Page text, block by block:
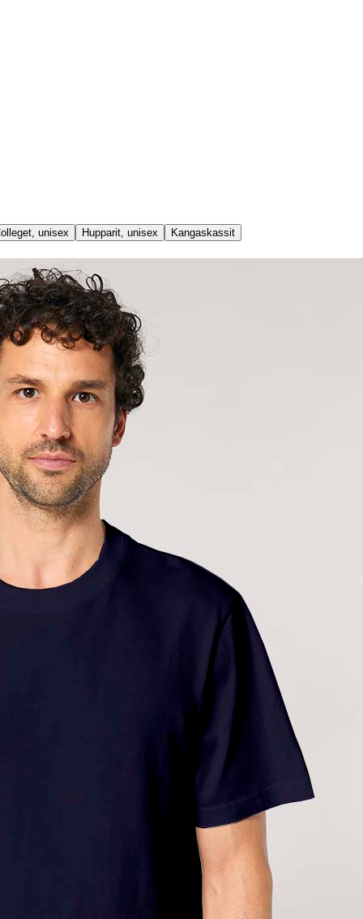
unisex Hupparit, unisex Kangaskassit